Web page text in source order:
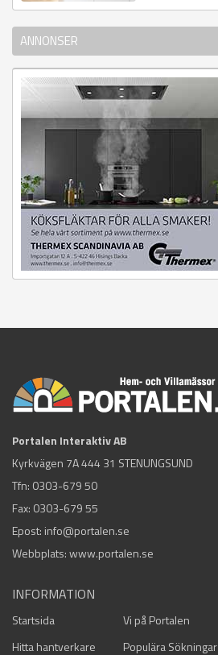
ANNONSER
Portalen Interaktiv AB
Kyrkvägen 7A 444 31 STENUNGSUND
Tfn: 0303-679 50
Fax: 0303-679 55
Epost: info@portalen.se
Webbplats: www.portalen.se
INFORMATION
Startsida Vi på Portalen
Hitta hantverkare
Populära Sökningar